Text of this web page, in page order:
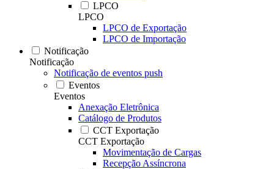
LPCO
LPCO
LPCO de Exportação
LPCO de Importação
Notificação
Notificação
Notificação de eventos push
Eventos
Eventos
Anexação Eletrônica
Catálogo de Produtos
CCT Exportação
CCT Exportação
Movimentação de Cargas
Recepção Assíncrona